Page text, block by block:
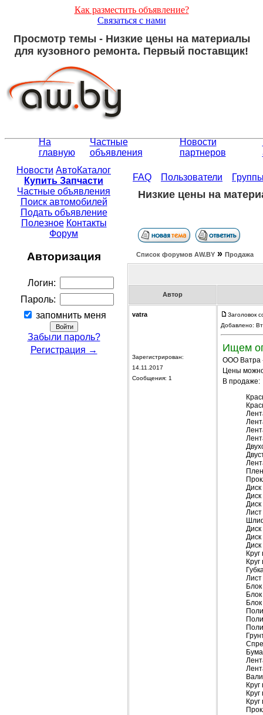
Как разместить объявление?
Связаться с нами
Просмотр темы - Низкие цены на материалы
для кузовного ремонта. Первый поставщик!
На
главную
Частные
объявления
Новости
партнеров
Новости АвтоКаталог
Купить Запчасти
Частные объявления
Поиск автомобилей
Подать объявление
Полезное Контакты
Форум
Авторизация
Логин:
Пароль:
запомнить меня
Забыли пароль?
Регистрация →
FAQ Пользователи
Низкие цены на
Список форумов АW.BY » Продажа
Автор
vatra
Зарегистрирован:
14.11.2017
Сообщения: 1
Заголовок
Добавлено:
Ищем
ООО Ватра -
Цены
В продаже: